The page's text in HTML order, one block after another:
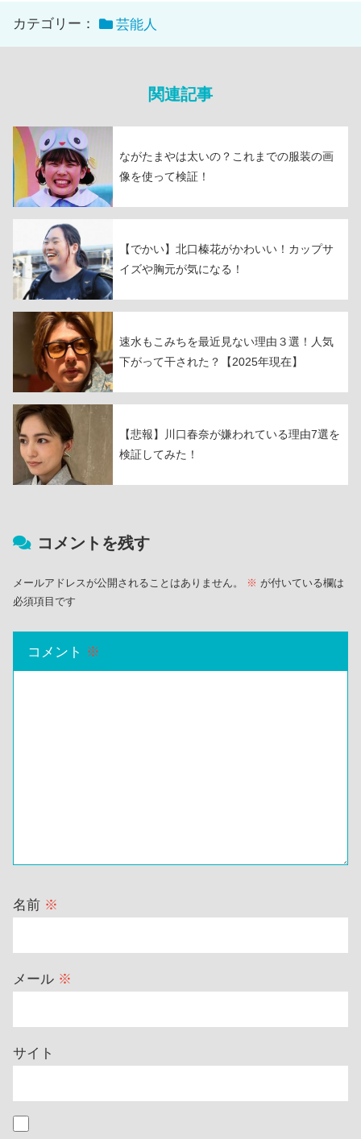
カテゴリー： 芸能人
関連記事
ながたまやは太いの？これまでの服装の画
像を使って検証！
【でかい】北口榛花がかわいい！カップサ
イズや胸元が気になる！
速水もこみちを最近見ない理由３選！人気
下がって干された？【2025年現在】
【悲報】川口春奈が嫌われている理由7選を
検証してみた！
コメントを残す
メールアドレスが公開されることはありません。 ※ が付いている欄は
必須項目です
コメント ※
名前 ※
メール ※
サイト